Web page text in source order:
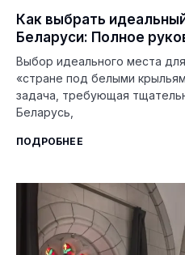
Как выбрать
Беларуси: Полное
Выбор идеального места
«стране под белыми
задача, требующая
Беларусь,
ПОДРОБНЕЕ